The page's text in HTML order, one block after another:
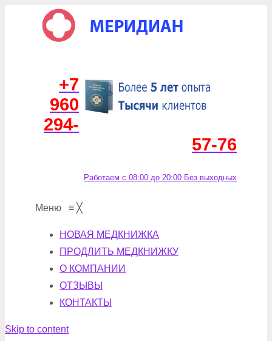
+7
960
294-
57-76
Работаем с 08:00 до 20:00 Без выходных
Меню ≡ ╳
НОВАЯ МЕДКНИЖКА
ПРОДЛИТЬ МЕДКНИЖКУ
О КОМПАНИИ
ОТЗЫВЫ
КОНТАКТЫ
Skip to content